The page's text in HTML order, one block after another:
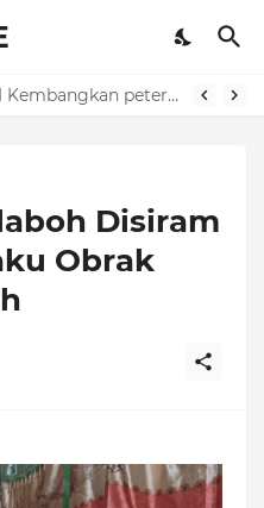
BUMDES GALANG LESTARI Kembangkan peternakan Ayam petelur, dorong. Ketahanan pangan dan (PADes).
Disiram
Obrak